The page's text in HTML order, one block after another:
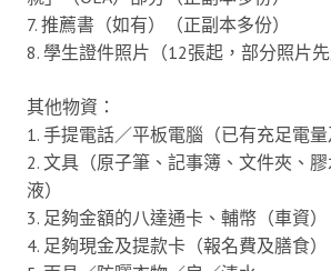
7. 推薦書（如有）（正副本多份）
8. 學生證件照片（12張起，部分照片先
其他物資：
1. 手提電話／平板電腦（已有充足電量
2. 文具（原子筆、記事簿、文件夾、
液）
3. 足夠金額的八達通卡、輔幣（車資）
4. 足夠現金及提款卡（報名費及膳食）